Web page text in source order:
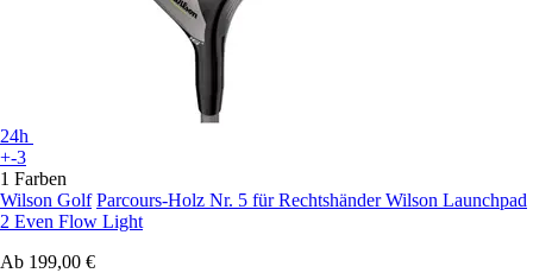
24h
+-3
1 Farben
Wilson Golf Parcours-Holz Nr. 5 für Rechtshänder Wilson Launchpad
2 Even Flow Light
Ab 199,00 €